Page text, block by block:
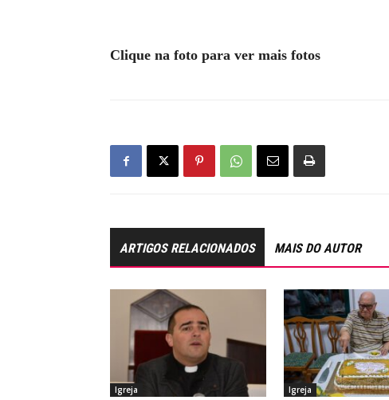
Clique na foto para ver mais fotos
ARTIGOS RELACIONADOS MAIS DO AUTOR
Igreja Igreja